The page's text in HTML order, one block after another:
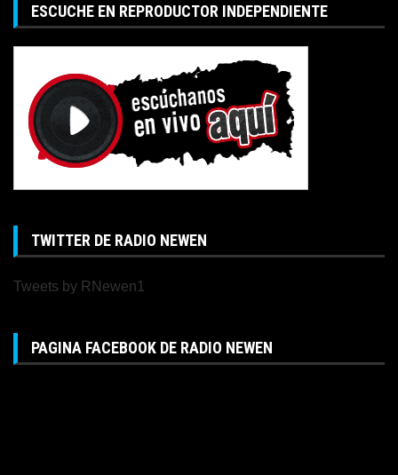
ESCUCHE EN REPRODUCTOR INDEPENDIENTE
TWITTER DE RADIO NEWEN
Tweets by RNewen1
PAGINA FACEBOOK DE RADIO NEWEN